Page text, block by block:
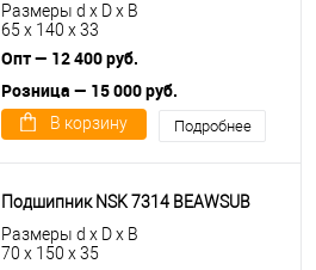
Размеры d x D x B
65 x 140 x 33
Опт — 12 400 руб.
Розница — 15 000 руб.
В корзину Подробнее
Подшипник NSK 7314 BEAWSUB
Размеры d x D x B
70 x 150 x 35